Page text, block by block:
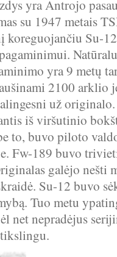
yra Antrojo
su 1947 metais
Su-
yra 9 metų
2100
už
iš viršutinio
to, buvo piloto
Fw-189 buvo
galėjo nešti
Su-12 buvo
Tuo metu
net nepradėjus